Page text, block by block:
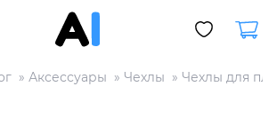
Аксессуары Чехлы Чехлы для